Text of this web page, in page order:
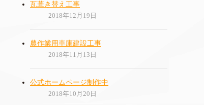
瓦葺き替え工事
2018年12月19日
農作業用車庫建設工事
2018年11月13日
公式ホームページ制作中
2018年10月20日